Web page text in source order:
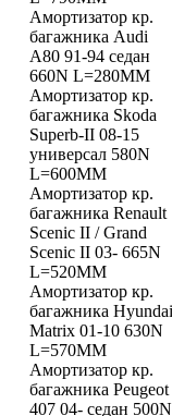
Амортизатор кр.
багажника Audi
A80 91-94 седан
660N L=280MM
Амортизатор кр.
багажника Skoda
Superb-II 08-15
универсал 580N
L=600MM
Амортизатор кр.
багажника Renault
Scenic II / Grand
Scenic II 03- 665N
L=520MM
Амортизатор кр.
багажника Hyundai
Matrix 01-10 630N
L=570MM
Амортизатор кр.
багажника Peugeot
407 04- седан 500N